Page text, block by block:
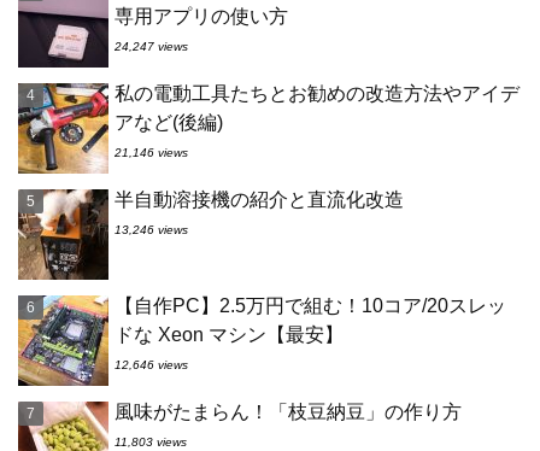
専用アプリの使い方
24,247 views
私の電動工具たちとお勧めの改造方法やアイデ
アなど(後編)
21,146 views
半自動溶接機の紹介と直流化改造
13,246 views
【自作PC】2.5万円で組む！10コア/20スレッ
ドな Xeon マシン【最安】
12,646 views
風味がたまらん！「枝豆納豆」の作り方
11,803 views